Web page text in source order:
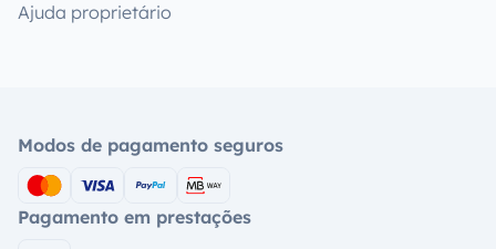
Ajuda proprietário
Modos de pagamento seguros
Pagamento em prestações